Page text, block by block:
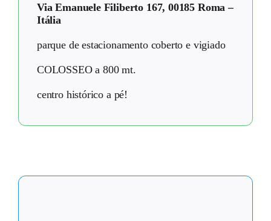
Via Emanuele Filiberto 167, 00185 Roma –
Itália
parque de estacionamento coberto e vigiado
COLOSSEO a 800 mt.
centro histórico a pé!